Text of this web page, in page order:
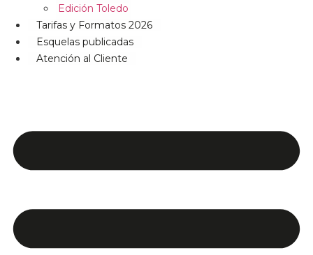
Edición Toledo
Tarifas y Formatos 2026
Esquelas publicadas
Atención al Cliente